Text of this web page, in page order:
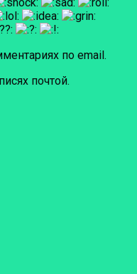
по email.
почтой.